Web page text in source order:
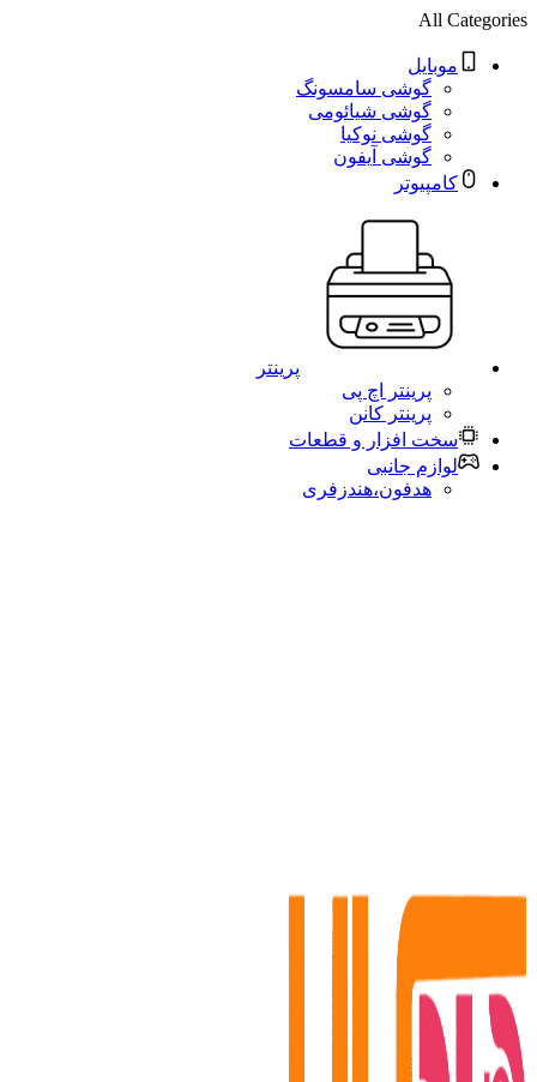
All Categories
موبایل
گوشی سامسونگ
گوشی شیائومی
گوشی نوکیا
گوشی آیفون
کامپیوتر
پرینتر
پرینتر اچ پی
پرینتر کانن
سخت افزار و قطعات
لوازم جانبی
هدفون،هندزفری